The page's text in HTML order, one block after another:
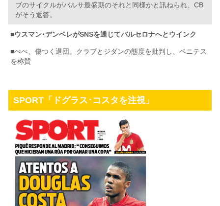
ブのサイクルがバルサ最盛期のそれと同様かと訊ねられ、CB
がそう返答。
■ウスマン･デンベレがSNSを通じてバルセロナへとウインク
■ぺぺ、傷つく退団。クラブとジダンの態度を批判し、ベニテス
を称賛
SPORT「ドグラス･コスタを注視」